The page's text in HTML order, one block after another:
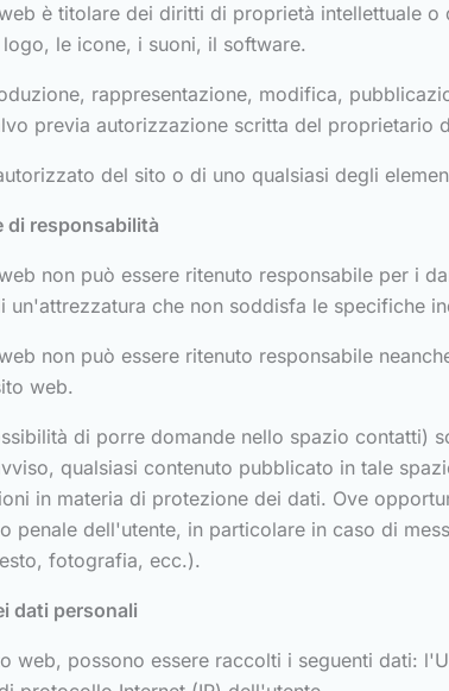
è titolare dei diritti di proprietà intellettuale
le icone, i suoni, il software.
rappresentazione, modifica,
previa autorizzazione scritta del proprietario
del sito o di uno qualsiasi degli
di responsabilità
non può essere ritenuto responsabile per i
un'attrezzatura che non soddisfa le specifiche
non può essere ritenuto responsabile
web.
di porre domande nello spazio
qualsiasi contenuto pubblicato in tale
in materia di protezione dei dati. Ove
penale dell'utente, in particolare in caso di
fotografia, ecc.).
dati personali
web, possono essere raccolti i seguenti dati: